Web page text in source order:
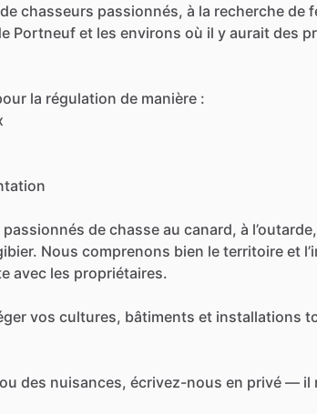
de chasseurs passionnés, à la recherche de
Portneuf et les environs où il y aurait des
la régulation de manière :
passionnés de chasse au canard, à l’outarde,
Nous comprenons bien le territoire et
avec les propriétaires.
vos cultures, bâtiments et installations
ou des nuisances, écrivez-nous en privé — il